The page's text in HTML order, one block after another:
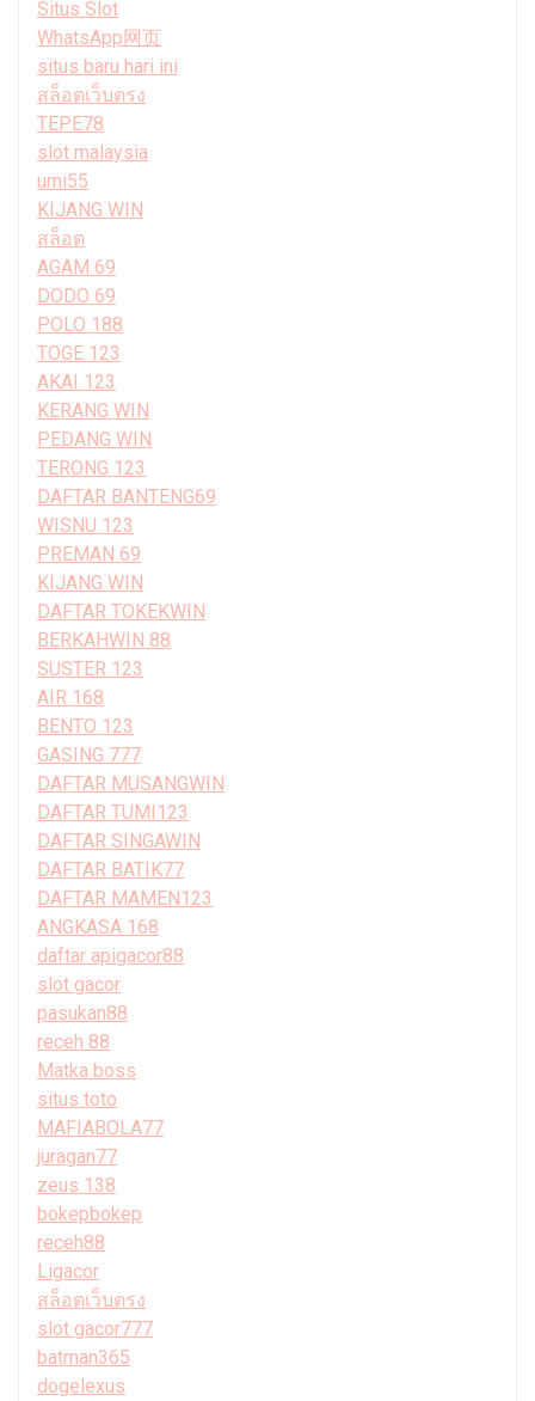
Situs Slot
WhatsApp网页
situs baru hari ini
สล็อตเว็บตรง
TEPE78
slot malaysia
umi55
KIJANG WIN
สล็อต
AGAM 69
DODO 69
POLO 188
TOGE 123
AKAI 123
KERANG WIN
PEDANG WIN
TERONG 123
DAFTAR BANTENG69
WISNU 123
PREMAN 69
KIJANG WIN
DAFTAR TOKEKWIN
BERKAHWIN 88
SUSTER 123
AIR 168
BENTO 123
GASING 777
DAFTAR MUSANGWIN
DAFTAR TUMI123
DAFTAR SINGAWIN
DAFTAR BATIK77
DAFTAR MAMEN123
ANGKASA 168
daftar apigacor88
slot gacor
pasukan88
receh 88
Matka boss
situs toto
MAFIABOLA77
juragan77
zeus 138
bokepbokep
receh88
Ligacor
สล็อตเว็บตรง
slot gacor777
batman365
dogelexus